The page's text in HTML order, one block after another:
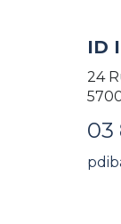
ID
24
03